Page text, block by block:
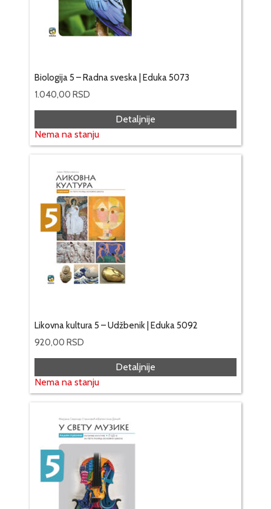
Biologija 5 – Radna sveska | Eduka 5073
1.040,00 RSD
Detaljnije
Nema na stanju
Likovna kultura 5 – Udžbenik | Eduka 5092
920,00 RSD
Detaljnije
Nema na stanju